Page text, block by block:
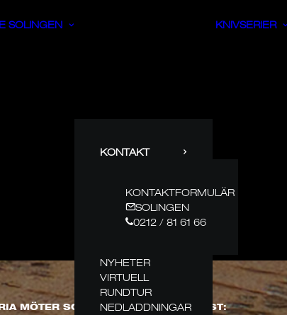
SOLINGEN
KONTAKT
KONTAKTFORMULÄR
SOLINGEN
0212 / 81 61 66
NYHETER
VIRTUELL
RUNDTUR
NEDLADDNINGAR
KNIVSERIER
MÖTER SOLINGS KNIVMAKARKONST: